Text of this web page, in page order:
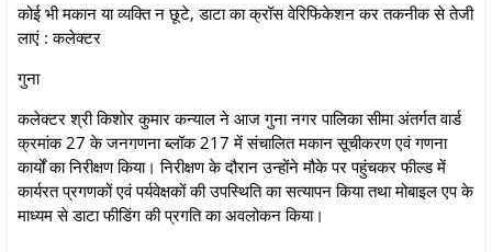
कोई भी मकान या व्यक्ति न छूटे, डाटा का क्रॉस वेरिफिकेशन कर तकनीक से तेजी
लाएं : कलेक्टर
गुना
कलेक्टर श्री किशोर कुमार कन्याल ने आज गुना नगर पालिका सीमा अंतर्गत वार्ड
क्रमांक 27 के जनगणना ब्लॉक 217 में संचालित मकान सूचीकरण एवं गणना
कार्यों का निरीक्षण किया। निरीक्षण के दौरान उन्होंने मौके पर पहुंचकर फील्ड में
कार्यरत प्रगणकों एवं पर्यवेक्षकों की उपस्थिति का सत्यापन किया तथा मोबाइल एप के
माध्यम से डाटा फीडिंग की प्रगति का अवलोकन किया।